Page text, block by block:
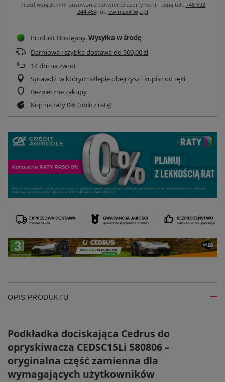
Przed wzięciem finansowania potwierdź asortyment i cenę tel.: +48 692
244 454lub ewimax@wp.pl
Produkt Dostępny Wysyłka w środę
Darmowa i szybka dostawaod 500,00 zł
14dni na zwrot
Sprawdź, w którym sklepie obejrzysz i kupisz od ręki
Bezpieczne zakupy
Kup na raty 0% (oblicz ratę)
OPIS PRODUKTU
Podkładka dociskająca Cedrus do
opryskiwacza CEDSC15Li 580806 –
oryginalna część zamienna dla
wymagających użytkowników